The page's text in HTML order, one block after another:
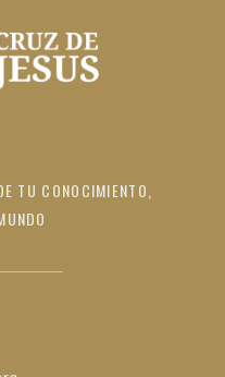
TU CONOCIMIENTO,